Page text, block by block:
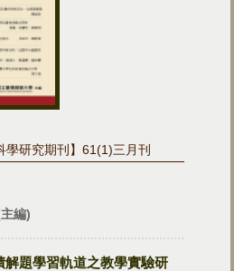
研究期刊】61(1)三月刊
編)
解題學習軌道之教學實驗研